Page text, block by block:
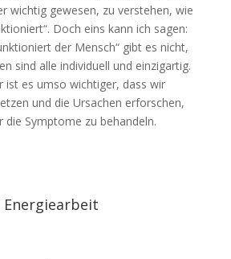
wichtig gewesen, zu verstehen, wie
Doch eins kann ich sagen:
der Mensch“ gibt es nicht,
sind alle individuell und einzigartig.
ist es umso wichtiger, dass wir
und die Ursachen erforschen,
die Symptome zu behandeln.
Energiearbeit